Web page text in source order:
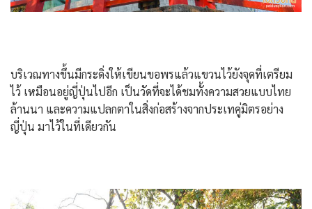
บริเวณทางขึ้นมีกระดิ่งให้เขียนขอพรแล้วแขวนไว้ยังจุดที่เตรียม
ไว้ เหมือนอยู่ญี่ปุ่นไปอีก เป็นวัดที่จะได้ชมทั้งความสวยแบบไทย
ล้านนา และความแปลกตาในสิ่งก่อสร้างจากประเทคู่มิตรอย่าง
ญี่ปุ่น มาไว้ในที่เดียวกัน